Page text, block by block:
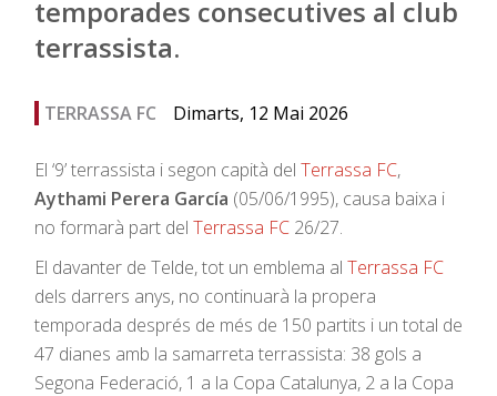
temporades consecutives al club
terrassista.
TERRASSA FC Dimarts, 12 Mai 2026
El ‘9’ terrassista i segon capità del Terrassa FC,
Aythami Perera García (05/06/1995), causa baixa i
no formarà part del Terrassa FC 26/27.
El davanter de Telde, tot un emblema al Terrassa FC
dels darrers anys, no continuarà la propera
temporada després de més de 150 partits i un total de
47 dianes amb la samarreta terrassista: 38 gols a
Segona Federació, 1 a la Copa Catalunya, 2 a la Copa